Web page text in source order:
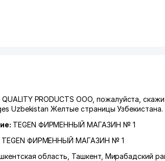
PRODUCTS ООО, пожалуйста,
Uzbekistan Желтые страницы Узбекистана.
TEGEN ФИРМЕННЫЙ МАГАЗИН № 1
TEGEN ФИРМЕННЫЙ МАГАЗИН № 1
область Ташкент, Мирабадский